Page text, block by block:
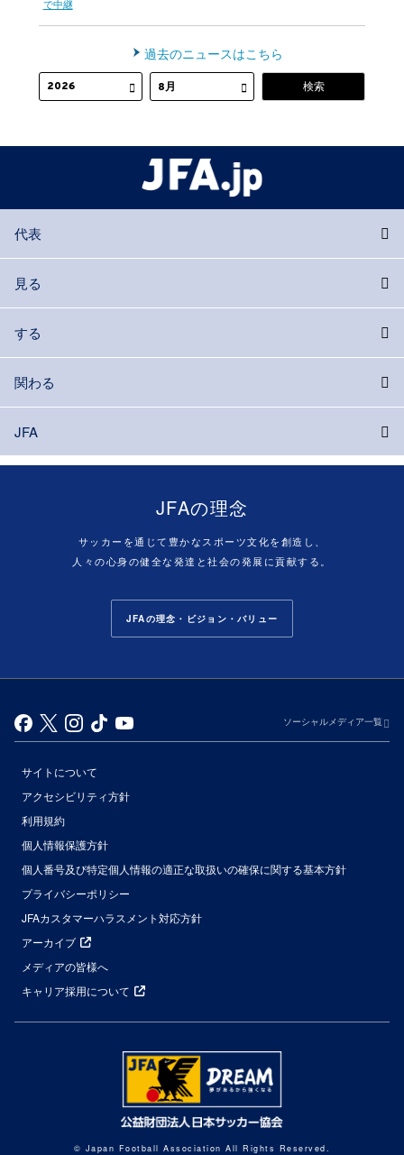
で中継
過去のニュースはこちら
代表
見る
する
関わる
JFA
JFAの理念
サッカーを通じて豊かなスポーツ文化を創造し、
人々の心身の健全な発達と社会の発展に貢献する。
JFAの理念・ビジョン・バリュー
ソーシャルメディア一覧
サイトについて
アクセシビリティ方針
利用規約
個人情報保護方針
個人番号及び特定個人情報の適正な取扱いの確保に関する基本方針
プライバシーポリシー
JFAカスタマーハラスメント対応方針
アーカイブ
メディアの皆様へ
キャリア採用について
© Japan Football Association All Rights Reserved.